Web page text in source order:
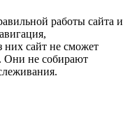
работы сайта и
них сайт не сможет
Они не собирают